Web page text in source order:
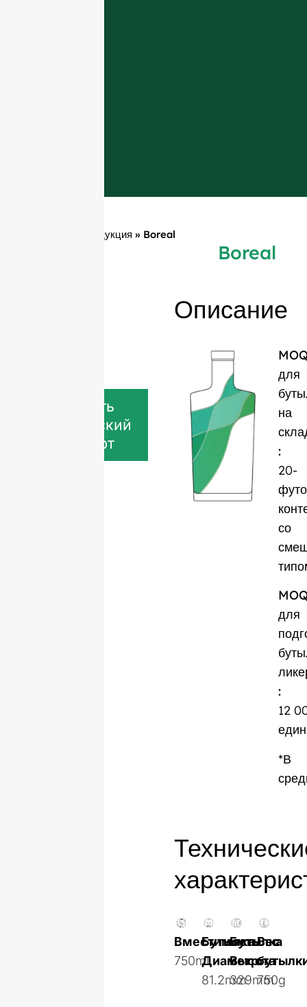
Продукция » Boreal
Boreal
Скачать
технический
паспорт
Описание
для
на
:
20-
со
для
:
12
*В
Вместимость
750ml
Бутылка
Диаметр
81.2mm
Бутылка
Высота
329mm
Вес
750g